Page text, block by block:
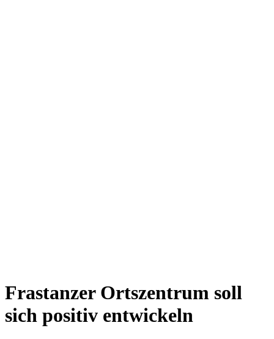
Frastanzer Ortszentrum soll
sich positiv entwickeln